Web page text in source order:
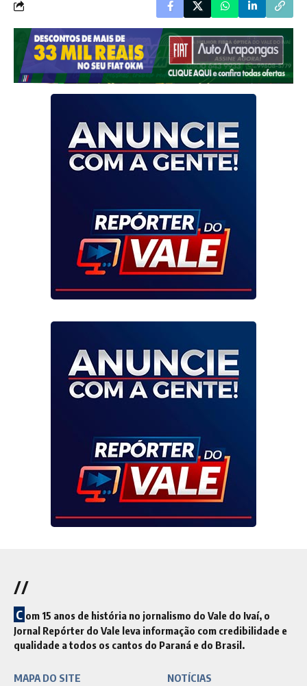
//
C om 15 anos de história no jornalismo do Vale do Ivaí, o
Jornal Repórter do Vale leva informação com credibilidade e
qualidade a todos os cantos do Paraná e do Brasil.
MAPA DO SITE NOTÍCIAS